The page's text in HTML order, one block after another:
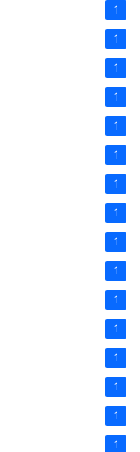
1
1
1
1
1
1
1
1
1
1
1
1
1
1
1
1